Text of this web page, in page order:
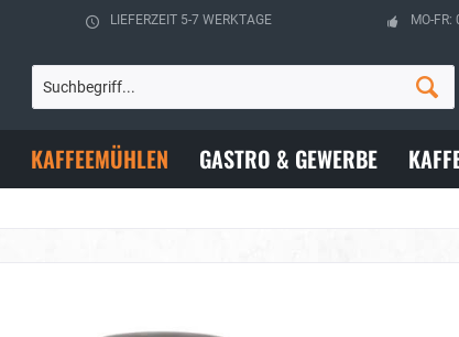
LIEFERZEIT 5-7 WERKTAGE MO-
KAFFEEMÜHLEN GASTRO & GEWERBE